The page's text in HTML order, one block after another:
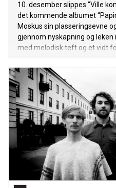
10. desember slippes “Ville
det kommende albumet
Moskus sin plasseringsevne
gjennom nyskapning og
med melodisk teft og et vidt